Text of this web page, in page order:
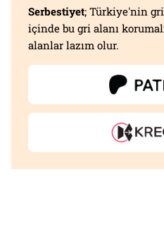
Serbestiyet; Türkiye'nin
içinde bu gri alanı
alanlar lazım olur.